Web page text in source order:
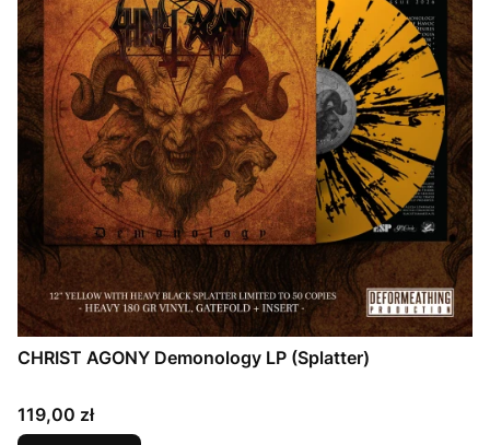
CHRIST AGONY Demonology LP (Splatter)
Cena
119,00 zł